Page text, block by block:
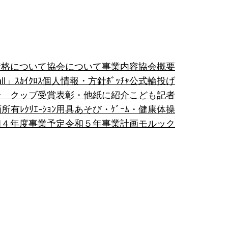
について協会について事業内容協会概要
ｽｶｲｸﾛｽ個人情報・方針ﾎﾞｯﾁｬ公式輪投げ
クッブ受賞表彰・他紙に紹介こども記者
所有ﾚｸﾘｴ-ｼｮﾝ用具あそび・ｹﾞｰﾑ・健康体操
年度事業予定令和５年事業計画モルック